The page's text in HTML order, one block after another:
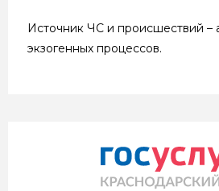
Источник ЧС и происшествий –
экзогенных процессов.